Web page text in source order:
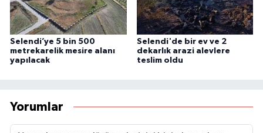
Selendi’ye 5 bin 500
metrekarelik mesire alanı
yapılacak
Selendi'de bir ev ve 2
dekarlık arazi alevlere
teslim oldu
Yorumlar